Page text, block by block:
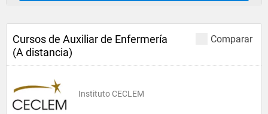
Comparar
Cursos de Auxiliar de Enfermería
(A distancia)
Instituto CECLEM